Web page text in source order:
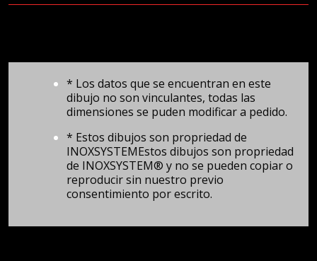
* Los datos que se encuentran en este
dibujo no son vinculantes, todas las
dimensiones se puden modificar a pedido.
* Estos dibujos son propriedad de
INOXSYSTEMEstos dibujos son propriedad
de INOXSYSTEM® y no se pueden copiar o
reproducir sin nuestro previo
consentimiento por escrito.